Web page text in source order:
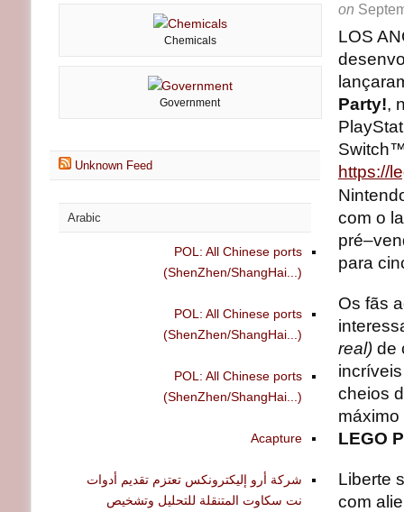
on
LOS
Party!,
https://
com o
para
Os fãs
real) de
cheios
LEGO
Liberte
com
Chemicals
Government
Unknown Feed
Arabic
POL: All Chinese ports
(ShenZhen/ShangHai...)
POL: All Chinese ports
(ShenZhen/ShangHai...)
POL: All Chinese ports
(ShenZhen/ShangHai...)
Acapture
شركة أرو إليكترونكس تعتزم تقديم أدوات
نت سكاوت المتنقلة للتحليل وتشخيص